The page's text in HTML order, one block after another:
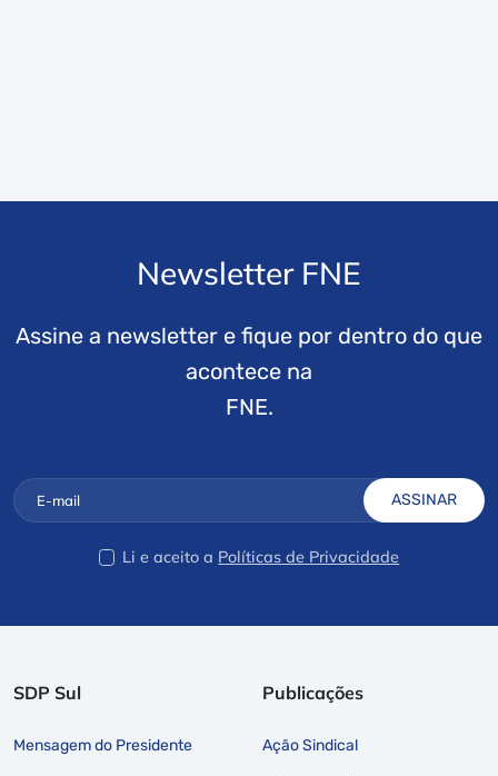
Newsletter FNE
Assine a newsletter e fique por dentro do que
acontece na
FNE.
ASSINAR
Li e aceito a Políticas de Privacidade
SDP Sul
Mensagem do Presidente
Publicações
Ação Sindical